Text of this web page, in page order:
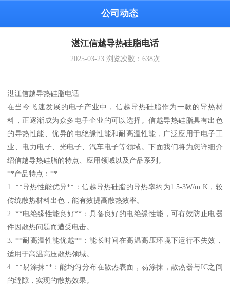
公司动态
湛江信越导热硅脂电话
2025-03-23浏览次数： 638次
湛江信越导热硅脂电话
在当今飞速发展的电子产业中，信越导热硅脂作为一款的导热材
料，正逐渐成为众多电子企业的可以选择。信越导热硅脂具有出色
的导热性能、优异的电绝缘性能和耐高温性能，广泛应用于电子工
业、电力电子、光电子、汽车电子等领域。下面我们将为您详细介
绍信越导热硅脂的特点、应用领域以及产品系列。
**产品特点：**
1. **导热性能优异**：信越导热硅脂的导热率约为1.5-3W/m·K，较
传统散热材料出色，能有效提高散热效率。
2. **电绝缘性能良好**：具备良好的电绝缘性能，可有效防止电器
件因散热问题而遭受电击。
3. **耐高温性能优越**：能长时间在高温高压环境下运行不失效，
适用于高温高压散热领域。
4. **易涂抹**：能均匀分布在散热表面，易涂抹，散热器与IC之间
的缝隙，实现的散热效果。